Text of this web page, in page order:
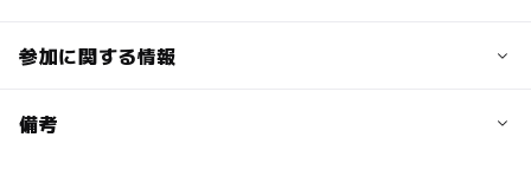
参加に関する情報
予約/応募
備考